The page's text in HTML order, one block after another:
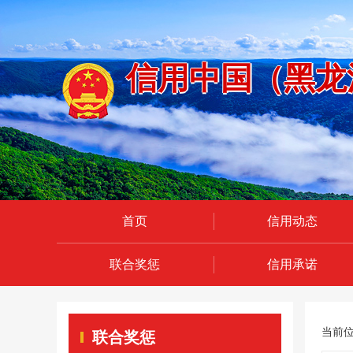
信用中国（黑
首页 信用动态
联合奖惩 信用承诺
联合奖惩 当前